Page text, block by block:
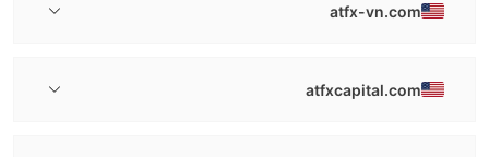
atfx-vn.com
atfxcapital.com